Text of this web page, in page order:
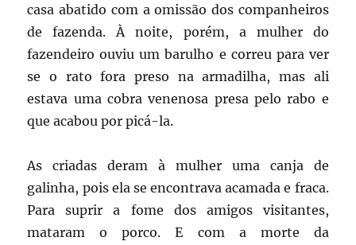
casa abatido com a omissão dos companheiros
de fazenda. À noite, porém, a mulher do
fazendeiro ouviu um barulho e correu para ver
se o rato fora preso na armadilha, mas ali
estava uma cobra venenosa presa pelo rabo e
que acabou por picá-la.
As criadas deram à mulher uma canja de
galinha, pois ela se encontrava acamada e fraca.
Para suprir a fome dos amigos visitantes,
mataram o porco. E com a morte da